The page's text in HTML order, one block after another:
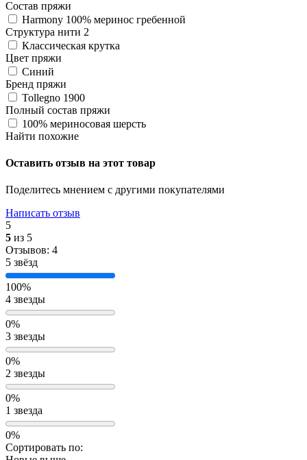
Состав пряжи
Harmony 100% меринос гребенной
Структура нити 2
Классическая крутка
Цвет пряжи
Синий
Бренд пряжи
Tollegno 1900
Полный состав пряжи
100% мериносовая шерсть
Найти похожие
Оставить отзыв на этот товар
Поделитесь мнением с другими покупателями
Написать отзыв
5
5 из 5
Отзывов: 4
5 звёзд
100%
4 звезды
0%
3 звезды
0%
2 звезды
0%
1 звезда
0%
Сортировать по: